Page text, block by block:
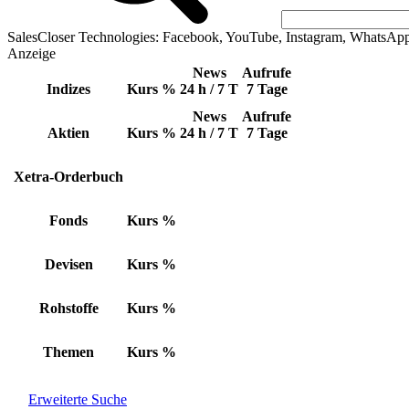
SalesCloser Technologies: Facebook, YouTube, Instagram,
Anzeige
Indizes Kurs %
News
24 h / 7 T
Aufrufe
7 Tage
Aktien Kurs %
News
24 h / 7 T
Aufrufe
7 Tage
Xetra-Orderbuch
Fonds Kurs %
Devisen Kurs %
Rohstoffe Kurs %
Themen Kurs %
Erweiterte Suche